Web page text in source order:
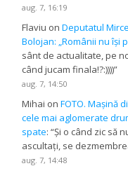
aug. 7, 16:19
Flaviu onDeputatul
Bolojan: „Românii nu își
sânt de actualitate, pe
când jucam finala!?:))))”
aug. 7, 14:50
Mihai onFOTO. Mașină
cele mai aglomerate
spate: “Și o când zic să
ascultați, se
aug. 7, 14:48